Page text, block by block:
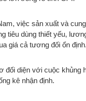
việc sản xuất và
tiêu dùng thiết yếu,
giá cả tương đối ổn định.
đối diện với cuộc
kê nhận định.